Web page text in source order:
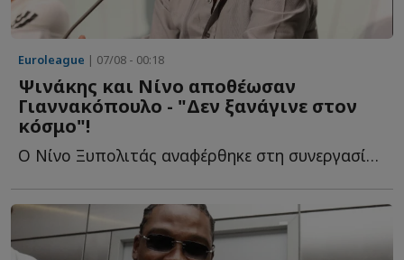
Euroleague | 07/08 - 00:18
Ψινάκης και Νίνο αποθέωσαν
Γιαννακόπουλο - "Δεν ξανάγινε στον
κόσμο"!
Ο Νίνο Ξυπολιτάς αναφέρθηκε στη συνεργασία του με τον Δ...